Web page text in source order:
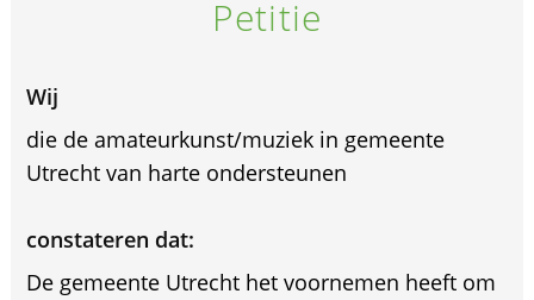
Petitie
Wij
die de amateurkunst/muziek in gemeente
Utrecht van harte ondersteunen
constateren dat:
De gemeente Utrecht het voornemen heeft om